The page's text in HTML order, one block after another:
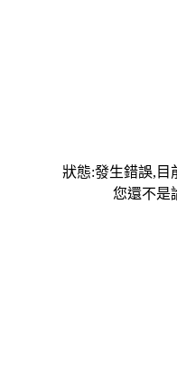
狀態:發生錯誤,目
您還不是